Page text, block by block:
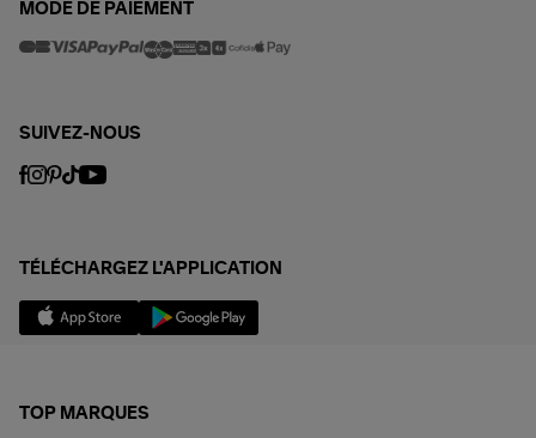
MODE DE PAIEMENT
SUIVEZ-NOUS
TÉLÉCHARGEZ L'APPLICATION
TOP MARQUES